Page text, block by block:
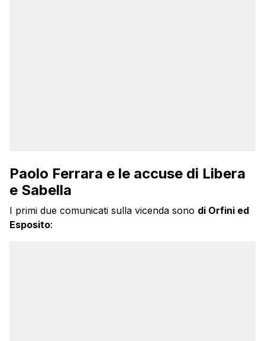
Paolo Ferrara e le accuse di Libera
e Sabella
I primi due comunicati sulla vicenda sono di Orfini ed
Esposito: